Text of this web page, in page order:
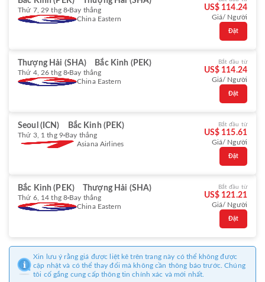
Thứ 7, 29 thg 8 Bay thẳng
China Eastern
US$ 114.24
Giá/ Người
Đặt
Thượng Hải (SHA) Bắc Kinh (PEK)
Thứ 4, 26 thg 8 Bay thẳng
China Eastern
Bắt đầu từ
US$ 114.24
Giá/ Người
Đặt
Seoul (ICN) Bắc Kinh (PEK)
Thứ 3, 1 thg 9 Bay thẳng
Asiana Airlines
Bắt đầu từ
US$ 115.61
Giá/ Người
Đặt
Bắc Kinh (PEK) Thượng Hải (SHA)
Thứ 6, 14 thg 8 Bay thẳng
China Eastern
Bắt đầu từ
US$ 121.21
Giá/ Người
Đặt
Xin lưu ý rằng giá được liệt kê trên trang này có thể không được
cập nhật và có thể thay đổi mà không cần thông báo trước. Chúng
tôi cố gắng cung cấp thông tin chính xác và mới nhất.